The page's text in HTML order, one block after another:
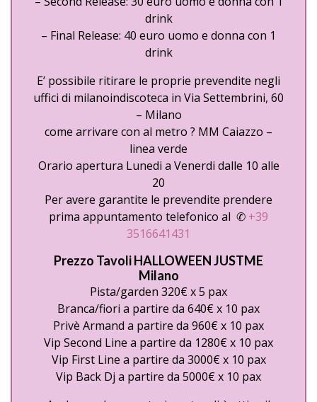
drink
– Final Release: 40 euro uomo e donna con 1
drink
E’ possibile ritirare le proprie prevendite negli
uffici di milanoindiscoteca in Via Settembrini, 60
– Milano
come arrivare con al metro ? MM Caiazzo –
linea verde
Orario apertura Lunedi a Venerdi dalle 10 alle
20
Per avere garantite le prevendite prendere
prima appuntamento telefonico al ✆ +39
3516641431
Prezzo Tavoli HALLOWEEN JUSTME
Milano
Pista/garden 320€ x 5 pax
Branca/fiori a partire da 640€ x 10 pax
Privè Armand a partire da 960€ x 10 pax
Vip Second Line a partire da 1280€ x 10 pax
Vip First Line a partire da 3000€ x 10 pax
Vip Back Dj a partire da 5000€ x 10 pax